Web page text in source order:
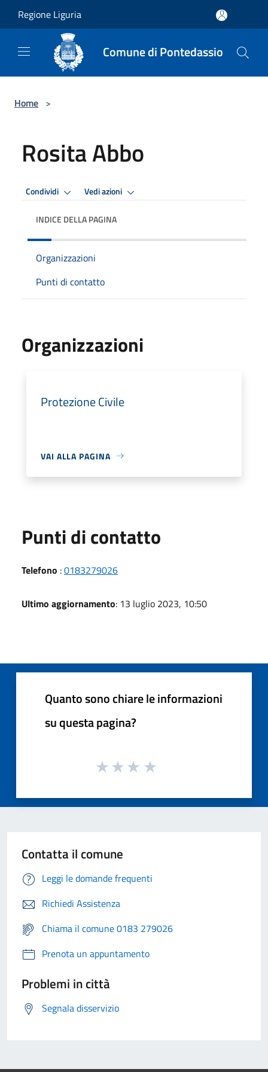
Regione Liguria
Comune di Pontedassio
Home >
Rosita Abbo
Condividi Vedi azioni
INDICE DELLA PAGINA
Organizzazioni
Punti di contatto
Organizzazioni
Protezione Civile
VAI ALLA PAGINA
Punti di contatto
Telefono :0183279026
Ultimo aggiornamento: 13 luglio 2023, 10:50
Quanto sono chiare le informazioni
su questa pagina?
Contatta il comune
Leggi le domande frequenti
Richiedi Assistenza
Chiama il comune 0183 279026
Prenota un appuntamento
Problemi in città
Segnala disservizio